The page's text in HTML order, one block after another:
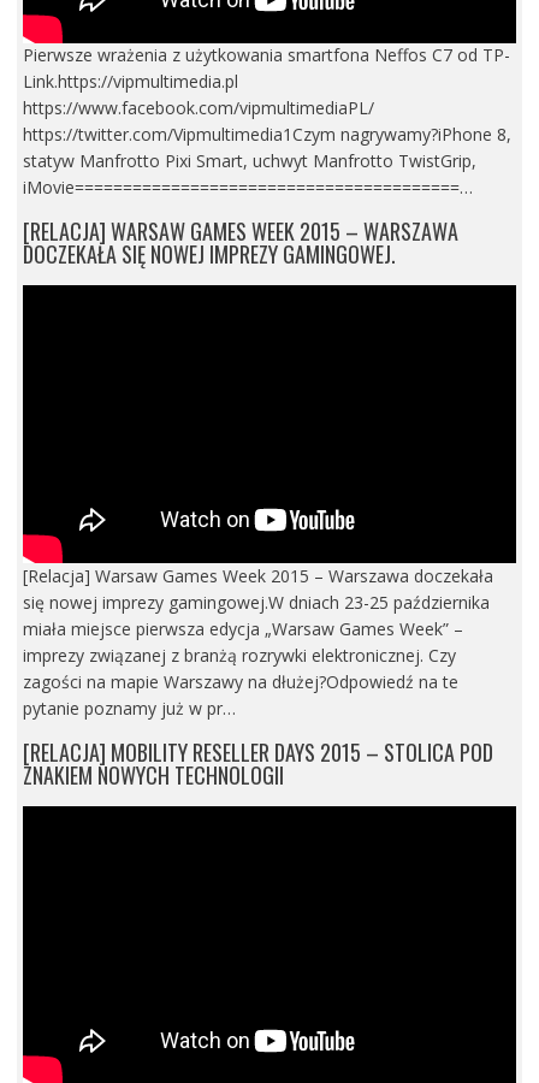
Pierwsze wrażenia z użytkowania smartfona Neffos C7 od TP-
Link.https://vipmultimedia.pl
https://www.facebook.com/vipmultimediaPL/
https://twitter.com/Vipmultimedia1Czym nagrywamy?iPhone 8,
statyw Manfrotto Pixi Smart, uchwyt Manfrotto TwistGrip,
iMovie========================================…
[RELACJA] WARSAW GAMES WEEK 2015 – WARSZAWA
DOCZEKAŁA SIĘ NOWEJ IMPREZY GAMINGOWEJ.
[Relacja] Warsaw Games Week 2015 – Warszawa doczekała
się nowej imprezy gamingowej.W dniach 23-25 października
miała miejsce pierwsza edycja „Warsaw Games Week” –
imprezy związanej z branżą rozrywki elektronicznej. Czy
zagości na mapie Warszawy na dłużej?Odpowiedź na te
pytanie poznamy już w pr…
[RELACJA] MOBILITY RESELLER DAYS 2015 – STOLICA POD
ZNAKIEM NOWYCH TECHNOLOGII